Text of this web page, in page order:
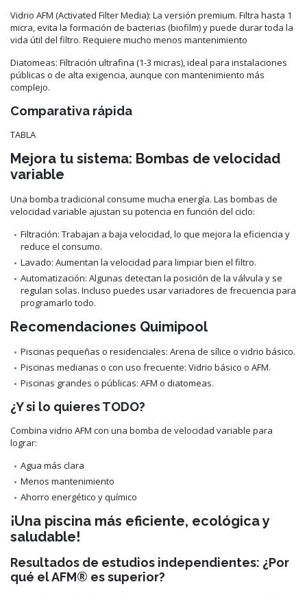
Vidrio AFM (Activated Filter Media): La versión premium. Filtra hasta 1
micra, evita la formación de bacterias (biofilm) y puede durar toda la
vida útil del filtro. Requiere mucho menos mantenimiento
Diatomeas: Filtración ultrafina (1-3 micras), ideal para instalaciones
públicas o de alta exigencia, aunque con mantenimiento más
complejo.
Comparativa rápida
TABLA
Mejora tu sistema: Bombas de velocidad
variable
Una bomba tradicional consume mucha energía. Las bombas de
velocidad variable ajustan su potencia en función del ciclo:
Filtración: Trabajan a baja velocidad, lo que mejora la eficiencia y
reduce el consumo.
Lavado: Aumentan la velocidad para limpiar bien el filtro.
Automatización: Algunas detectan la posición de la válvula y se
regulan solas. Incluso puedes usar variadores de frecuencia para
programarlo todo.
Recomendaciones Quimipool
Piscinas pequeñas o residenciales: Arena de sílice o vidrio básico.
Piscinas medianas o con uso frecuente: Vidrio básico o AFM.
Piscinas grandes o públicas: AFM o diatomeas.
¿Y si lo quieres TODO?
Combina vidrio AFM con una bomba de velocidad variable para
lograr:
Agua más clara
Menos mantenimiento
Ahorro energético y químico
¡Una piscina más eficiente, ecológica y
saludable!
Resultados de estudios independientes: ¿Por
qué el AFM® es superior?